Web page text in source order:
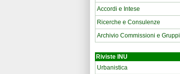
Accordi e Intese
Ricerche e Consulenze
Archivio Commissioni e Gruppi
Riviste INU
Urbanistica